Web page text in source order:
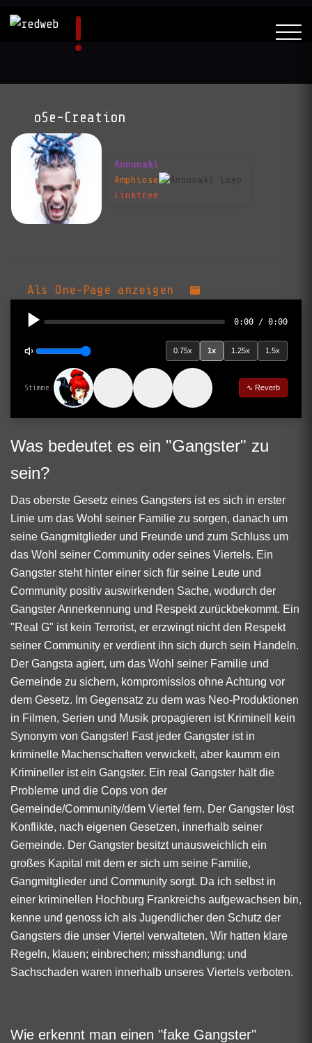
RedAI:
oSe-Creation
Annunaki
Amphiose
Linktree
Als One-Page anzeigen
0:00 / 0:00
0.75x 1x 1.25x 1.5x
Stimme: ∿ Reverb
Was bedeutet es ein "Gangster" zu
sein?
Das oberste Gesetz eines Gangsters ist es sich in erster
Linie um das Wohl seiner Familie zu sorgen, danach um
seine Gangmitglieder und Freunde und zum Schluss um
das Wohl seiner Community oder seines Viertels. Ein
Gangster steht hinter einer sich für seine Leute und
Community positiv auswirkenden Sache, wodurch der
Gangster Annerkennung und Respekt zurückbekommt. Ein
"Real G" ist kein Terrorist, er erzwingt nicht den Respekt
seiner Community er verdient ihn sich durch sein Handeln.
Der Gangsta agiert, um das Wohl seiner Familie und
Gemeinde zu sichern, kompromisslos ohne Achtung vor
dem Gesetz. Im Gegensatz zu dem was Neo-Produktionen
in Filmen, Serien und Musik propagieren ist Kriminell kein
Synonym von Gangster! Fast jeder Gangster ist in
kriminelle Machenschaften verwickelt, aber kaumm ein
Krimineller ist ein Gangster. Ein real Gangster hält die
Probleme und die Cops von der
Gemeinde/Community/dem Viertel fern. Der Gangster löst
Konflikte, nach eigenen Gesetzen, innerhalb seiner
Gemeinde. Der Gangster besitzt unausweichlich ein
großes Kapital mit dem er sich um seine Familie,
Gangmitglieder und Community sorgt. Da ich selbst in
einer kriminellen Hochburg Frankreichs aufgewachsen bin,
kenne und genoss ich als Jugendlicher den Schutz der
Gangsters die unser Viertel verwalteten. Wir hatten klare
Regeln, klauen; einbrechen; misshandlung; und
Sachschaden waren innerhalb unseres Viertels verboten.
Wie erkennt man einen "fake Gangster"